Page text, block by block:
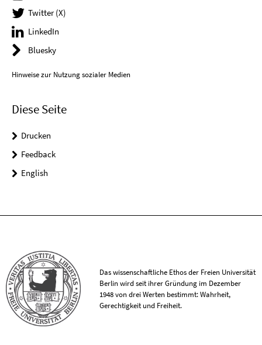
Twitter (X)
LinkedIn
Bluesky
Hinweise zur Nutzung sozialer Medien
Diese Seite
Drucken
Feedback
English
Das wissenschaftliche Ethos der Freien Universität
Berlin wird seit ihrer Gründung im Dezember
1948 von drei Werten bestimmt: Wahrheit,
Gerechtigkeit und Freiheit.